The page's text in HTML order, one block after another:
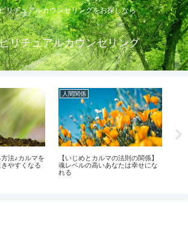
リチュアルカウンセリングをお探しなら
リチュアルカウンセリング
法♪カルマを
やすくなる
人間関係
【いじめとカルマの法則の関係】
魂レベルの高いあなたは幸せにな
れる